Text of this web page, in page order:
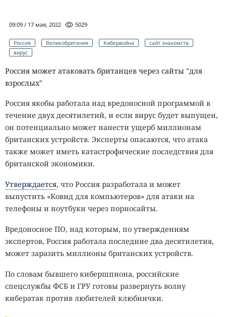
09:09 / 17 мая, 2022 5029
Россия Великобритания Кибервойна
сайт знакомств
вирус
Россия может атаковать британцев через сайты "для
взрослых"
Россия якобы работала над вредоносной программой в
течение двух десятилетий, и если вирус будет выпущен,
он потенциально может нанести ущерб миллионам
британских устройств. Эксперты опасаются, что атака
также может иметь катастрофические последствия для
британской экономики.
Утверждается, что Россия разработала и может
выпустить «Ковид для компьютеров» для атаки на
телефоны и ноутбуки через порносайты.
Вредоносное ПО, над которым, по утверждениям
экспертов, Россия работала последние два десятилетия,
может заразить миллионы британских устройств.
По словам бывшего кибершпиона, российские
спецслужбы ФСБ и ГРУ готовы развернуть волну
кибератак против любителей клюбнички.